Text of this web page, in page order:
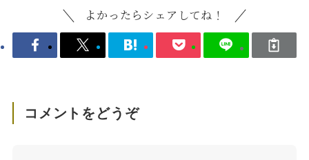
よかったらシェアしてね！
コメントをどうぞ